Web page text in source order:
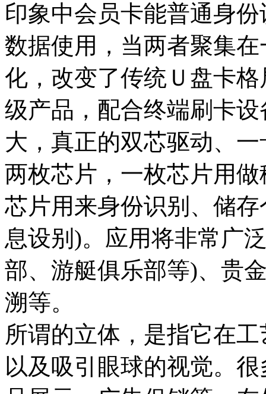
印象中会员卡能普通身
数据使用，当两者聚集
化，改变了传统Ｕ盘卡
级产品，配合终端刷卡
大，真正的双芯驱动、一
两枚芯片，一枚芯片用
芯片用来身份识别、储
息设别)。应用将非常广
部、游艇俱乐部等)、贵
溯等。
所谓的立体，是指它在
以及吸引眼球的视觉。